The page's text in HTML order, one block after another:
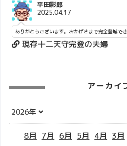
平田影郎
2025.04.17
ありがとうございます。おかげさまで完全登城で
現存十二天守完登の夫婦
アーカイ
2026年
8月 7月 6月 5月 4月 3月